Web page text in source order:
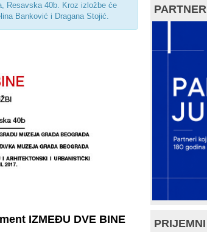
Resavska 40b. Kroz izložbe će
Banković i Dragana Stojić.
IZMEĐU DVE BINE